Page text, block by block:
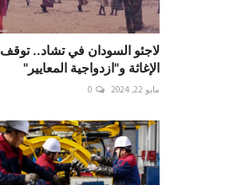
لاجئو السودان في تشاد.. توقف
الإغاثة و"ازدواجية المعايير"
مايو 22, 2024 0